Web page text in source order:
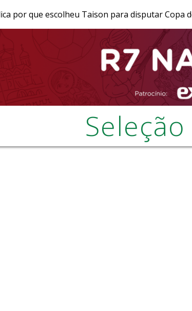
ENTRETÊ ESPORTES JR 24H RECORD RECORD
por que escolheu Taison para disputar Copa